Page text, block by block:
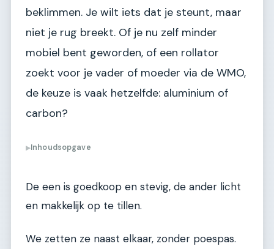
beklimmen. Je wilt iets dat je steunt, maar
niet je rug breekt. Of je nu zelf minder
mobiel bent geworden, of een rollator
zoekt voor je vader of moeder via de WMO,
de keuze is vaak hetzelfde: aluminium of
carbon?
▶Inhoudsopgave
De een is goedkoop en stevig, de ander licht
en makkelijk op te tillen.
We zetten ze naast elkaar, zonder poespas.